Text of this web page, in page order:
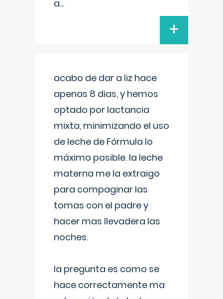
a...
+
acabo de dar a liz hace
apenas 8 dias, y hemos
optado por lactancia
mixta, minimizando el uso
de leche de Fórmula lo
máximo posible. la leche
materna me la extraigo
para compaginar las
tomas con el padre y
hacer mas llevadera las
noches.
la pregunta es como se
hace correctamente ma